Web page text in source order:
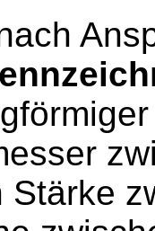
Stärke